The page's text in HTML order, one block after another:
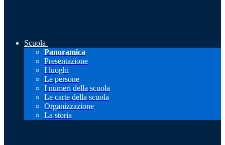
Scuola
Panoramica
Presentazione
I luoghi
Le persone
I numeri della scuola
Le carte della scuola
Organizzazione
La storia